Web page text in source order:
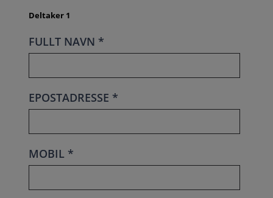
Deltaker 1
FULLT NAVN *
EPOSTADRESSE *
MOBIL *